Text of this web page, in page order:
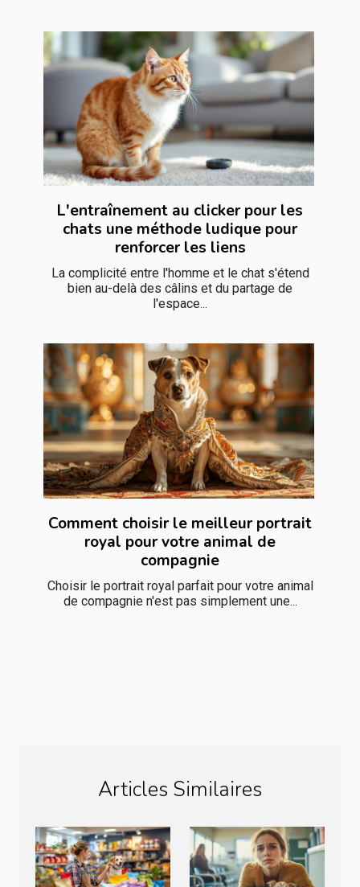
L'entraînement au clicker pour les
chats une méthode ludique pour
renforcer les liens
La complicité entre l'homme et le chat s'étend
bien au-delà des câlins et du partage de
l'espace...
Comment choisir le meilleur portrait
royal pour votre animal de
compagnie
Choisir le portrait royal parfait pour votre animal
de compagnie n'est pas simplement une...
Articles Similaires